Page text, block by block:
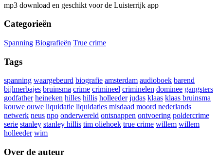
mp3 download en geschikt voor de Luisterrijk app
Categorieën
Spanning Biografieën True crime
Tags
spanning waargebeurd biografie amsterdam audioboek barend
bijlmerbajes bruinsma crime crimineel criminelen dominee gangsters
godfather heineken hilles hillis holleeder judas klaas klaas bruinsma
kouwe ouwe liquidatie liquidaties misdaad moord nederlands
netwerk neus npo onderwereld ontsnappen ontvoering poldercrime
serie stanley stanley hillis tim oliehoek true crime willem willem
holleeder wim
Over de auteur